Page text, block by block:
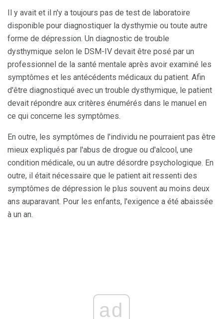
Il y avait et il n'y a toujours pas de test de laboratoire
disponible pour diagnostiquer la dysthymie ou toute autre
forme de dépression. Un diagnostic de trouble
dysthymique selon le DSM-IV devait être posé par un
professionnel de la santé mentale après avoir examiné les
symptômes et les antécédents médicaux du patient. Afin
d'être diagnostiqué avec un trouble dysthymique, le patient
devait répondre aux critères énumérés dans le manuel en
ce qui concerne les symptômes.
En outre, les symptômes de l'individu ne pourraient pas être
mieux expliqués par l'abus de drogue ou d'alcool, une
condition médicale, ou un autre désordre psychologique. En
outre, il était nécessaire que le patient ait ressenti des
symptômes de dépression le plus souvent au moins deux
ans auparavant. Pour les enfants, l'exigence a été abaissée
à un an.
ad